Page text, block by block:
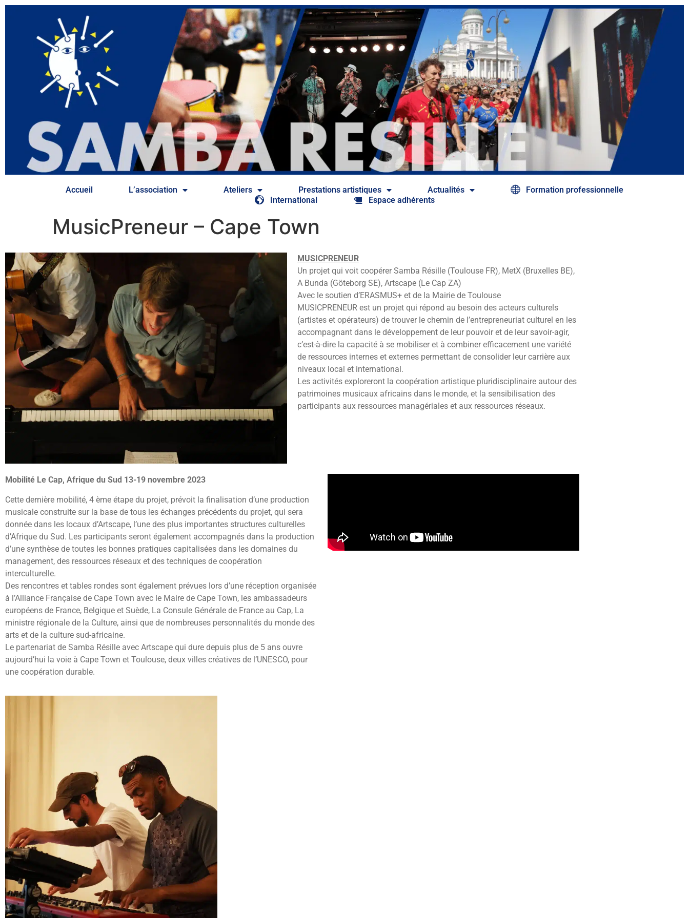
Accueil L’association Ateliers Prestations artistiques​ Actualités
Formation professionnelle
International
Espace adhérents
MusicPreneur – Cape Town
MUSICPRENEUR
Un projet qui voit coopérer Samba Résille (Toulouse FR), MetX (Bruxelles BE),
A Bunda (Göteborg SE), Artscape (Le Cap ZA)
Avec le soutien d’ERASMUS+ et de la Mairie de Toulouse
MUSICPRENEUR est un projet qui répond au besoin des acteurs culturels
(artistes et opérateurs) de trouver le chemin de l’entrepreneuriat culturel en les
accompagnant dans le développement de leur pouvoir et de leur savoir-agir,
c’est-à-dire la capacité à se mobiliser et à combiner efficacement une variété
de ressources internes et externes permettant de consolider leur carrière aux
niveaux local et international.
Les activités exploreront la coopération artistique pluridisciplinaire autour des
patrimoines musicaux africains dans le monde, et la sensibilisation des
participants aux ressources managériales et aux ressources réseaux.
Mobilité Le Cap, Afrique du Sud 13-19 novembre 2023
Cette dernière mobilité, 4 ème étape du projet, prévoit la finalisation d’une production
musicale construite sur la base de tous les échanges précédents du projet, qui sera
donnée dans les locaux d’Artscape, l’une des plus importantes structures culturelles
d’Afrique du Sud. Les participants seront également accompagnés dans la production
d’une synthèse de toutes les bonnes pratiques capitalisées dans les domaines du
management, des ressources réseaux et des techniques de coopération
interculturelle.
Des rencontres et tables rondes sont également prévues lors d’une réception organisée
à l’Alliance Française de Cape Town avec le Maire de Cape Town, les ambassadeurs
européens de France, Belgique et Suède, La Consule Générale de France au Cap, La
ministre régionale de la Culture, ainsi que de nombreuses personnalités du monde des
arts et de la culture sud-africaine.
Le partenariat de Samba Résille avec Artscape qui dure depuis plus de 5 ans ouvre
aujourd’hui la voie à Cape Town et Toulouse, deux villes créatives de l’UNESCO, pour
une coopération durable.